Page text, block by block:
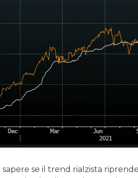
se il trend rialzista